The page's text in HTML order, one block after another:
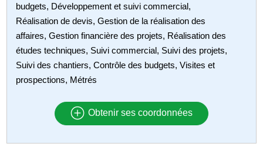
budgets, Développement et suivi commercial,
Réalisation de devis, Gestion de la réalisation des
affaires, Gestion financière des projets, Réalisation des
études techniques, Suivi commercial, Suivi des projets,
Suivi des chantiers, Contrôle des budgets, Visites et
prospections, Métrés
Obtenir ses coordonnées